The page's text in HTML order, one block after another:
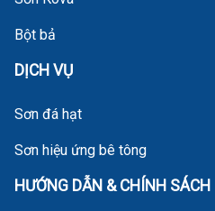
Bột bả
DỊCH VỤ
Sơn đá hạt
Sơn hiệu ứng bê tông
HƯỚNG DẪN & CHÍNH SÁCH